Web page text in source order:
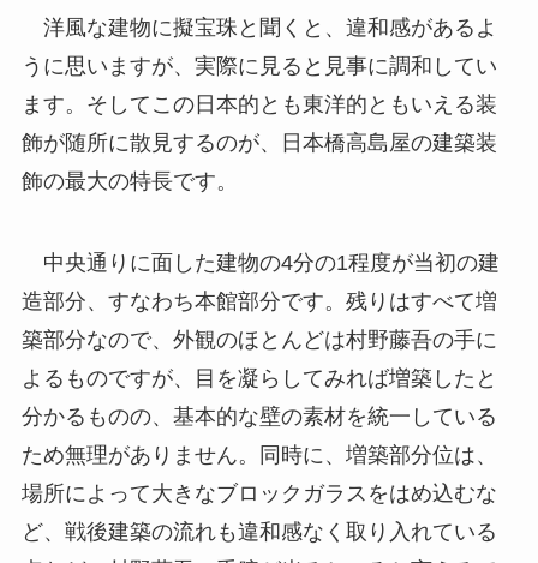
洋風な建物に擬宝珠と聞くと、違和感があるよ
うに思いますが、実際に見ると見事に調和してい
ます。そしてこの日本的とも東洋的ともいえる装
飾が随所に散見するのが、日本橋高島屋の建築装
飾の最大の特長です。
中央通りに面した建物の4分の1程度が当初の建
造部分、すなわち本館部分です。残りはすべて増
築部分なので、外観のほとんどは村野藤吾の手に
よるものですが、目を凝らしてみれば増築したと
分かるものの、基本的な壁の素材を統一している
ため無理がありません。同時に、増築部分位は、
場所によって大きなブロックガラスをはめ込むな
ど、戦後建築の流れも違和感なく取り入れている